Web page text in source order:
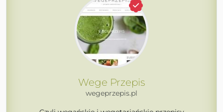
Wege Przepis
wegeprzepis.pl